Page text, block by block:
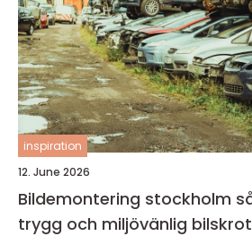
inspiration
12. June 2026
Bildemontering stockholm så fungerar en
trygg och miljövänlig bilskrot